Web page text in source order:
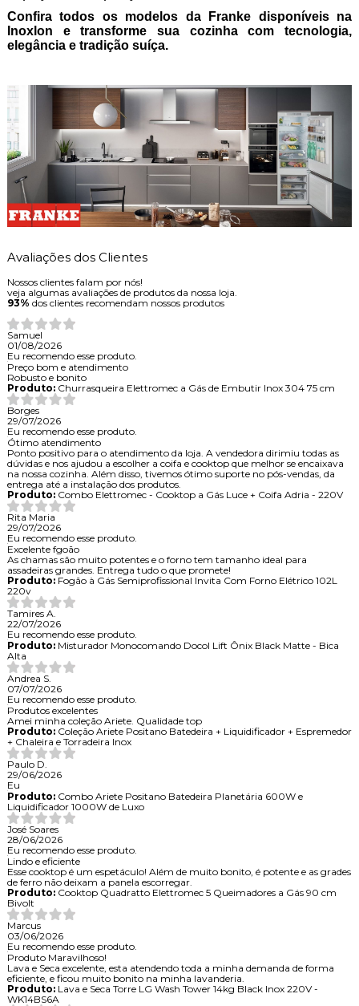
Confira todos os modelos da Franke disponíveis na
Inoxlon e transforme sua cozinha com tecnologia,
elegância e tradição suíça.
Avaliações dos Clientes
Nossos clientes falam por nós!
veja algumas avaliações de produtos da nossa loja.
93% dos clientes recomendam nossos produtos
Samuel
01/08/2026
Eu recomendo esse produto.
Preço bom e atendimento
Robusto e bonito
Produto:Churrasqueira Elettromec a Gás de Embutir Inox 304 75 cm
Borges
29/07/2026
Eu recomendo esse produto.
Ótimo atendimento
Ponto positivo para o atendimento da loja. A vendedora dirimiu todas as
dúvidas e nos ajudou a escolher a coifa e cooktop que melhor se encaixava
na nossa cozinha. Além disso, tivemos ótimo suporte no pós-vendas, da
entrega até a instalação dos produtos.
Produto:Combo Elettromec - Cooktop a Gás Luce + Coifa Adria - 220V
Rita Maria
29/07/2026
Eu recomendo esse produto.
Excelente fgoão
As chamas são muito potentes e o forno tem tamanho ideal para
assadeiras grandes. Entrega tudo o que promete!
Produto:Fogão à Gás Semiprofissional Invita Com Forno Elétrico 102L
220v
Tamires A.
22/07/2026
Eu recomendo esse produto.
Produto:Misturador Monocomando Docol Lift Ônix Black Matte - Bica
Alta
Andrea S.
07/07/2026
Eu recomendo esse produto.
Produtos excelentes
Amei minha coleção Ariete. Qualidade top
Produto:Coleção Ariete Positano Batedeira + Liquidificador + Espremedor
+ Chaleira e Torradeira Inox
Paulo D.
29/06/2026
Eu
Produto:Combo Ariete Positano Batedeira Planetária 600W e
Liquidificador 1000W de Luxo
José Soares
28/06/2026
Eu recomendo esse produto.
Lindo e eficiente
Esse cooktop é um espetáculo! Além de muito bonito, é potente e as grades
de ferro não deixam a panela escorregar.
Produto:Cooktop Quadratto Elettromec 5 Queimadores a Gás 90 cm
Bivolt
Marcus
03/06/2026
Eu recomendo esse produto.
Produto Maravilhoso!
Lava e Seca excelente, esta atendendo toda a minha demanda de forma
eficiente, e ficou muito bonito na minha lavanderia.
Produto:Lava e Seca Torre LG Wash Tower 14kg Black Inox 220V -
WK14BS6A